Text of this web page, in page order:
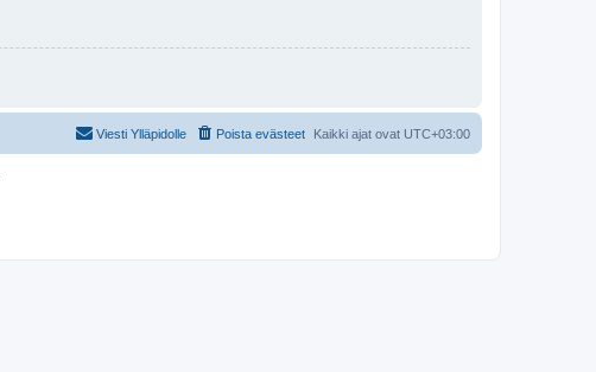
Kaikki ajat ovat UTC+03:00
Poista evästeet
Viesti Ylläpidolle